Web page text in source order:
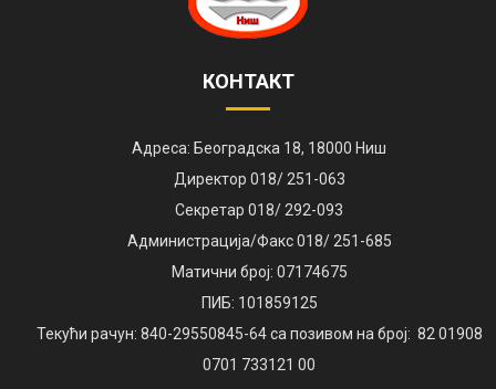
КОНТАКТ
Адреса: Београдска 18, 18000 Ниш
Директор 018/ 251-063
Секретар 018/ 292-093
Администрација/Факс 018/ 251-685
Матични број: 07174675
ПИБ: 101859125
Текући рачун: 840-29550845-64 са позивом на број: 82 01908
0701 733121 00